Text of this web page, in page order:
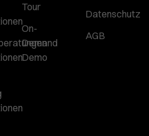
Tour
On-
Demand
Demo
Datenschutz
AGB